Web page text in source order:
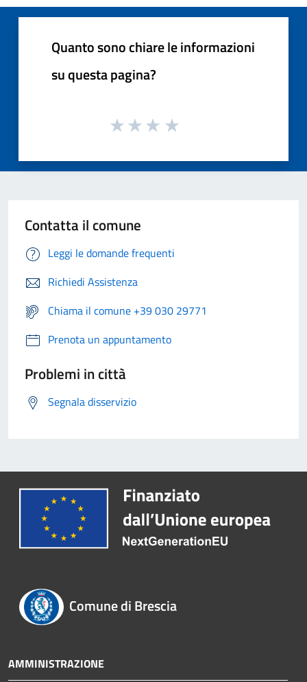
Quanto sono chiare le informazioni
su questa pagina?
Contatta il comune
Leggi le domande frequenti
Richiedi Assistenza
Chiama il comune +39 030 29771
Prenota un appuntamento
Problemi in città
Segnala disservizio
Comune di Brescia
AMMINISTRAZIONE